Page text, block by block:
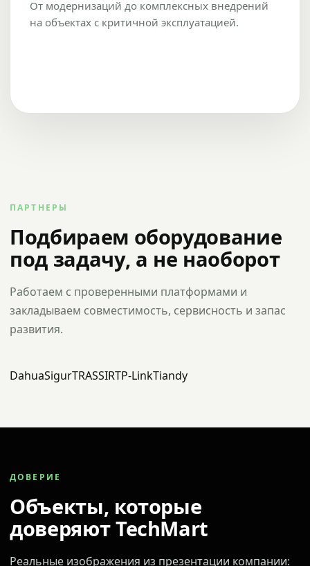
От модернизаций до комплексных внедрений
на объектах с критичной эксплуатацией.
ПАРТНЕРЫ
Подбираем оборудование
под задачу, а не наоборот
Работаем с проверенными платформами и
закладываем совместимость, сервисность и запас
развития.
DahuaSigurTRASSIRTP-LinkTiandy
ДОВЕРИЕ
Объекты, которые
доверяют TechMart
Реальные изображения из презентации компании: